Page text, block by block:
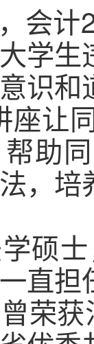
会计
学
识
座让
助
，
硕
直
荣